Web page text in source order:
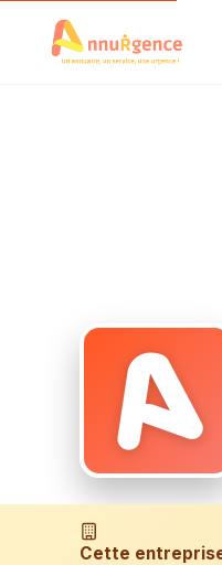
Ajouter une annonce
Se connecter
S'inscrire
📱 Installer
Cette